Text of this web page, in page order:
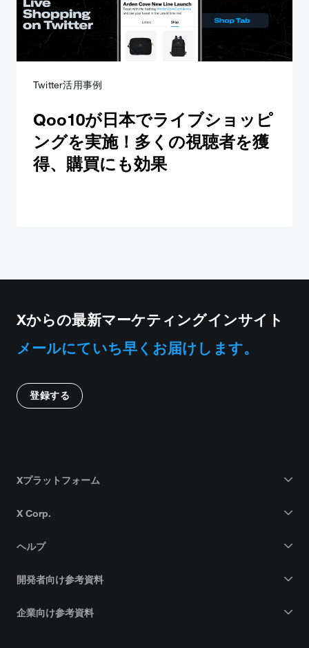
Twitter活用事例
Qoo10が日本でライブショッピ
ングを実施！多くの視聴者を獲
得、購買にも効果
Xからの最新マーケティングインサイト
メールにていち早くお届けします。
登録する
Xプラットフォーム
X Corp.
ヘルプ
開発者向け参考資料
企業向け参考資料